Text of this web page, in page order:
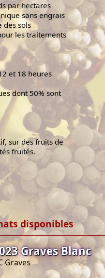
par hectares
sans engrais
des sols
les traitements
et 18 heures
dont 50% sont
sur des fruits de
fruités.
disponibles
Graves Blanc
Graves